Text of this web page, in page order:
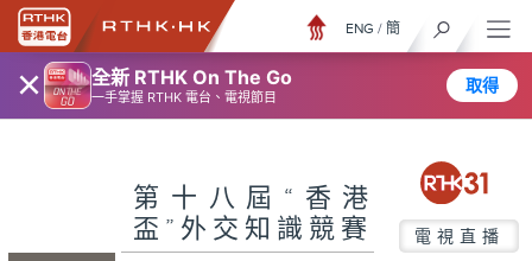
× 全新 RTHK On The Go
一手掌握 RTHK 電台、電視節目
取得
ENG / 簡
第十八屆“香港
盃”外交知識競賽
電視直播